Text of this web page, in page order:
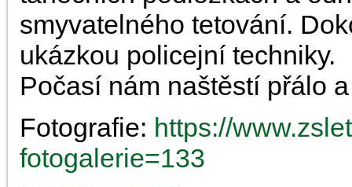
smyvatelného tetování.
ukázkou policejní techniky.
Počasí nám naštěstí přálo
Fotografie: https://
fotogalerie=133